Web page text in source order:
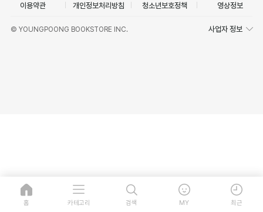
이용약관 개인정보처리방침 청소년보호정책 영상정보
© YOUNGPOONG BOOKSTORE INC. 사업자 정보
홈 카테고리 검색 MY 최근